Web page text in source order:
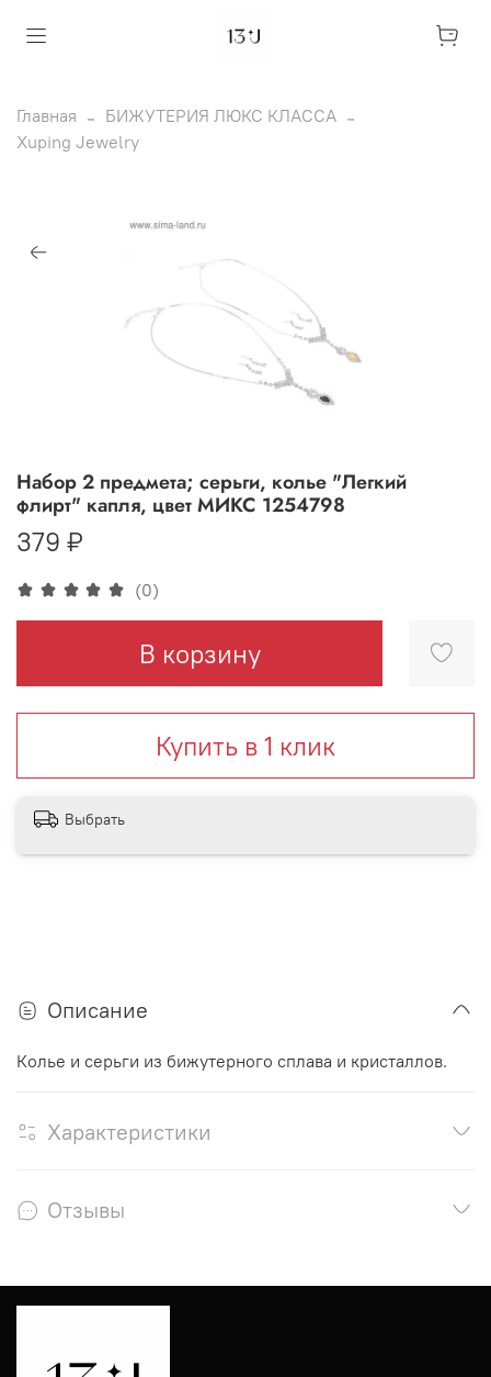
Главная
БИЖУТЕРИЯ ЛЮКС КЛАССА
Xuping Jewelry
(0)
Набор 2 предмета; серьги, колье "Легкий
флирт" капля, цвет МИКС 1254798
379 ₽
В корзину
Купить в 1 клик
Выбрать
Описание
Колье и серьги из бижутерного сплава и кристаллов.
Характеристики
Отзывы